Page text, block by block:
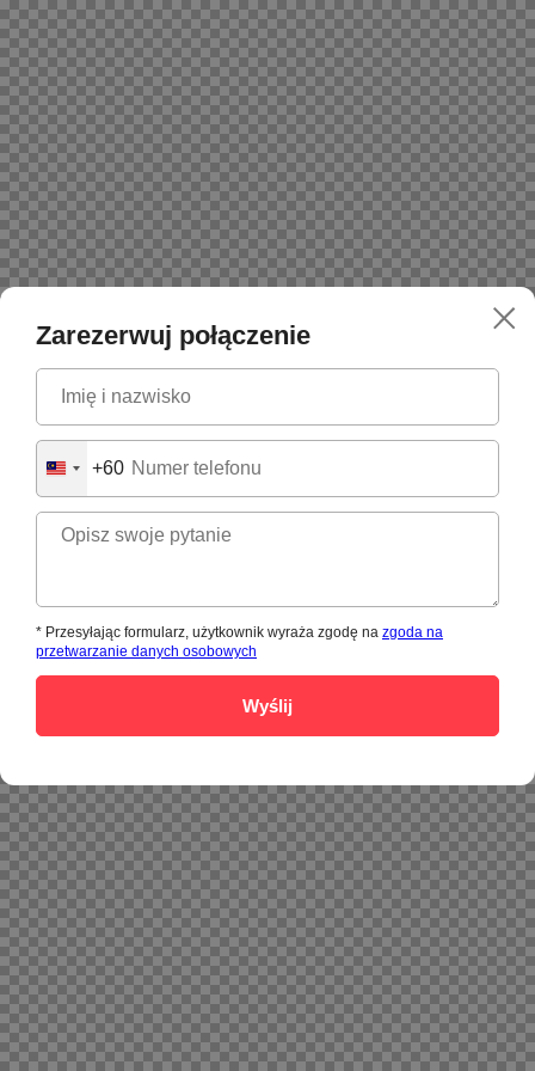
Zarezerwuj połączenie
Malaysia
+60
+60
* Przesyłając formularz, użytkownik wyraża zgodę na zgoda na
przetwarzanie danych osobowych